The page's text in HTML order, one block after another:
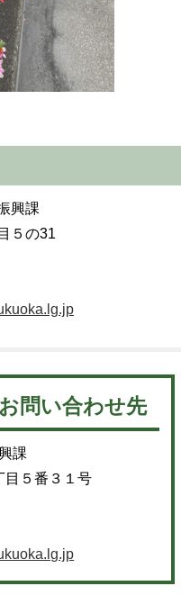
興課
５の31
問い合わせ先
課
目５番３１号